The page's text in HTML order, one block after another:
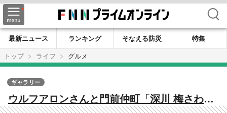
検索
最新ニュース ランキング そなえる防災
特集
トップ
ライフ グルメ
ウルフアロンさんと門前仲町「深川 梅さわ」
ギャラリー